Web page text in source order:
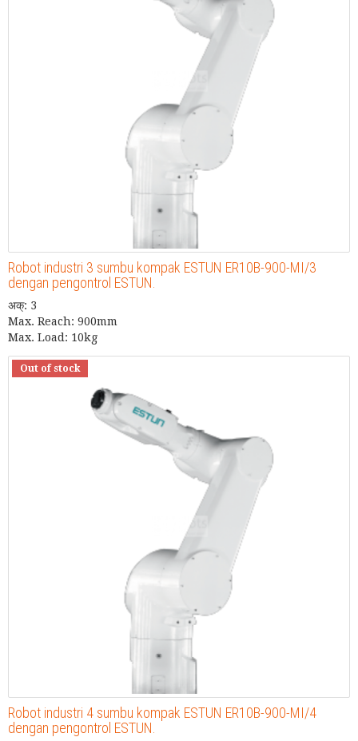
Robot industri 3 sumbu kompak ESTUN ER10B-900-MI/3
dengan pengontrol ESTUN.
अक्: 3
Max. Reach: 900mm
Max. Load: 10kg
Out of stock
Robot industri 4 sumbu kompak ESTUN ER10B-900-MI/4
dengan pengontrol ESTUN.